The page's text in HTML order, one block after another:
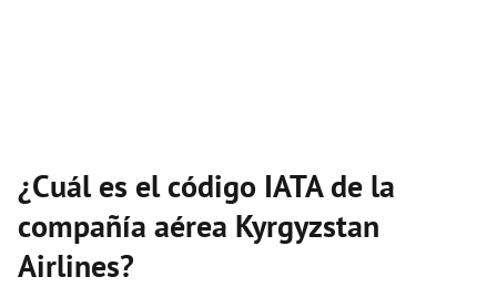
¿Cuál es el código IATA de la
compañía aérea Kyrgyzstan
Airlines?